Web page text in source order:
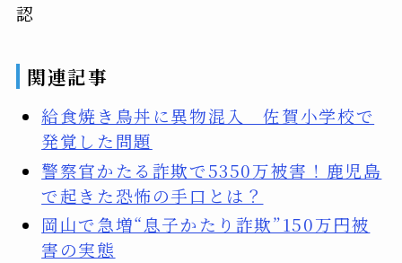
認
関連記事
給食焼き鳥丼に異物混入 佐賀小学校で
発覚した問題
警察官かたる詐欺で5350万被害！鹿児島
で起きた恐怖の手口とは？
岡山で急増“息子かたり詐欺”150万円被
害の実態